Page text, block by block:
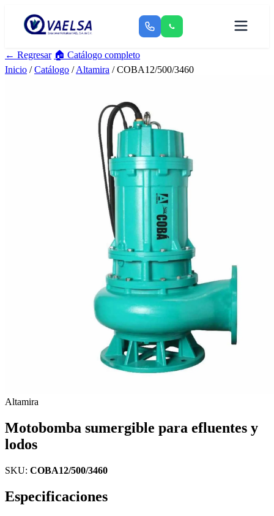
← Regresar 🏠 Catálogo completo
Inicio /Catálogo /Altamira / COBA12/500/3460
Altamira
Motobomba sumergible para efluentes y
lodos
SKU: COBA12/500/3460
Especificaciones